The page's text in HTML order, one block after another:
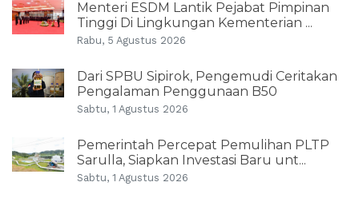
Menteri ESDM Lantik Pejabat Pimpinan
Tinggi Di Lingkungan Kementerian ...
Rabu, 5 Agustus 2026
Dari SPBU Sipirok, Pengemudi Ceritakan
Pengalaman Penggunaan B50
Sabtu, 1 Agustus 2026
Pemerintah Percepat Pemulihan PLTP
Sarulla, Siapkan Investasi Baru unt...
Sabtu, 1 Agustus 2026